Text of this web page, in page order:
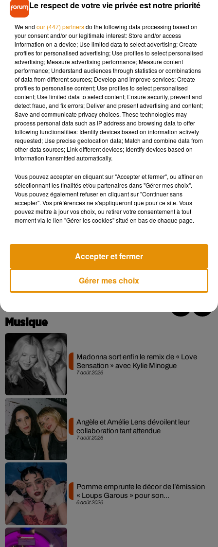
Niska. Huit personnes de 19 à 27 ans ont été blessées et
emmenées dans plusieurs hôpitaux. La discothèque a publié
un communiqué sur sa page Facebook :
Nous tenons sincèrement à nous excuser pour les soucis
que nous avons eu cette nuit. Malgré une sécurité renforcée
nous avons été victime d’agressions au sein de notre
établissement. Les individus ont eu un comportement
extrêmement violent auprès de personnes qui n’avaient rien
demandé... Les forces de l’ordre ont même dû se déplacer et
difficilement rétabli l’ordre. Malheureusement c’est triste
mais certains individus viennent en club pour régler leur
compteentre quartiers ! Des comportements inadmissibles,
débiles et dangereux pour notre clientèle. Ils ont tout
venaient dans le seul but de s’amuser... Nous nous efforçons
de vous proposer des soirées de qualité, showcases... Mais
la mentalité et l’état d’esprit de certaines personnes sont
pires que décevantes.Nous sommes encore désolés pour
commercial même si cela ne changera pas votre
Musique
7 août 2026
Madonna sort enfin le remix de « Love
Sensation » avec Kylie Minogue
7 août 2026
Angèle et Amélie Lens dévoilent leur
collaboration tant attendue
6 août 2026
Pomme emprunte le décor de l’émission
« Loups Garous » pour son...
Le respect de votre vie privée est notre priorité
We and our (447) partnersdo the following data processing based on
your consent and/or our legitimate interest: Store and/or access
information on a device; Use limited data to select advertising; Create
profiles for personalised advertising; Use profiles to select personalised
advertising; Measure advertising performance; Measure content
performance; Understand audiences through statistics or combinations
of data from different sources; Develop and improve services; Create
profiles to personalise content; Use profiles to select personalised
content; Use limited data to select content; Ensure security, prevent and
detect fraud, and fix errors; Deliver and present advertising and content;
Save and communicate privacy choices. These technologies may
process personal data such as IP address and browsing data to offer
following functionalities: Identify devices based on information actively
requested; Use precise geolocation data; Match and combine data from
other data sources; Link different devices; Identify devices based on
information transmitted automatically.
Vous pouvez accepter en cliquant sur "Accepter et fermer", ou affiner en
sélectionnant les finalités et/ou partenaires dans "Gérer mes choix".
Vous pouvez également refuser en cliquant sur "Continuer sans
accepter". Vos préférences ne s'appliqueront que pour ce site. Vous
pouvez mettre à jour vos choix, ou retirer votre consentement à tout
moment via le lien "Gérer les cookies" situé en bas de chaque page.
Gérer mes choix
Accepter et fermer